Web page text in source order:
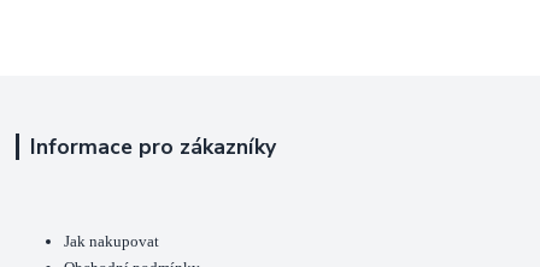
Informace pro zákazníky
Jak nakupovat